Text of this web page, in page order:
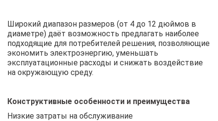
Широкий диапазон размеров (от 4 до 12 дюймов в
диаметре) даёт возможность предлагать наиболее
подходящие для потребителей решения, позволяющие
экономить электроэнергию, уменьшать
эксплуатационные расходы и снижать воздействие
на окружающую среду.
Конструктивные особенности и преимущества
Низкие затраты на обслуживание